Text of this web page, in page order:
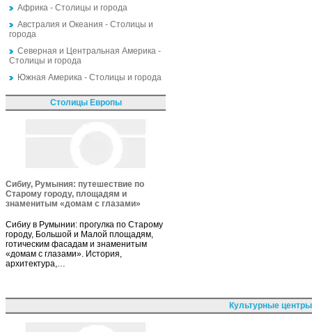
Африка - Столицы и города
Австралия и Океания - Столицы и
города
Северная и Центральная Америка -
Столицы и города
Южная Америка - Столицы и города
Столицы Европы
Сибиу, Румыния: путешествие по
Старому городу, площадям и
знаменитым «домам с глазами»
Сибиу в Румынии: прогулка по Старому
городу, Большой и Малой площадям,
готическим фасадам и знаменитым
«домам с глазами». История,
архитектура,…
Культурные